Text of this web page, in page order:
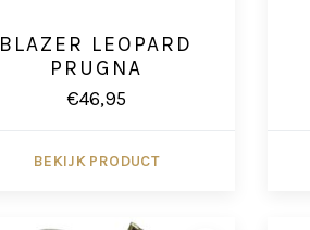
BLAZER LEOPARD
PRUGNA
€46,95
BEKIJK PRODUCT